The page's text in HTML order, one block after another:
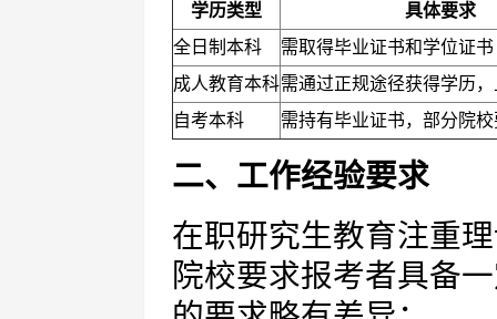
学历类型
具体要求
全日制本科
需取得毕业证书和学位证书
成人教育本科需通过正规途径获得学历
自考本科
需持有毕业证书，部分院
二、工作经验要求
在职研究生教育注重
院校要求报考者具备